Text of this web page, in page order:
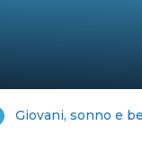
Lega Salerno: